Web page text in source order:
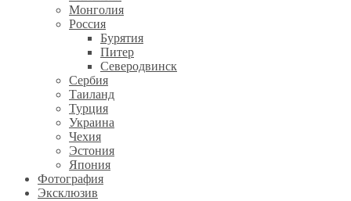
Монголия
Россия
Бурятия
Питер
Северодвинск
Сербия
Таиланд
Турция
Украина
Чехия
Эстония
Япония
Фотография
Эксклюзив